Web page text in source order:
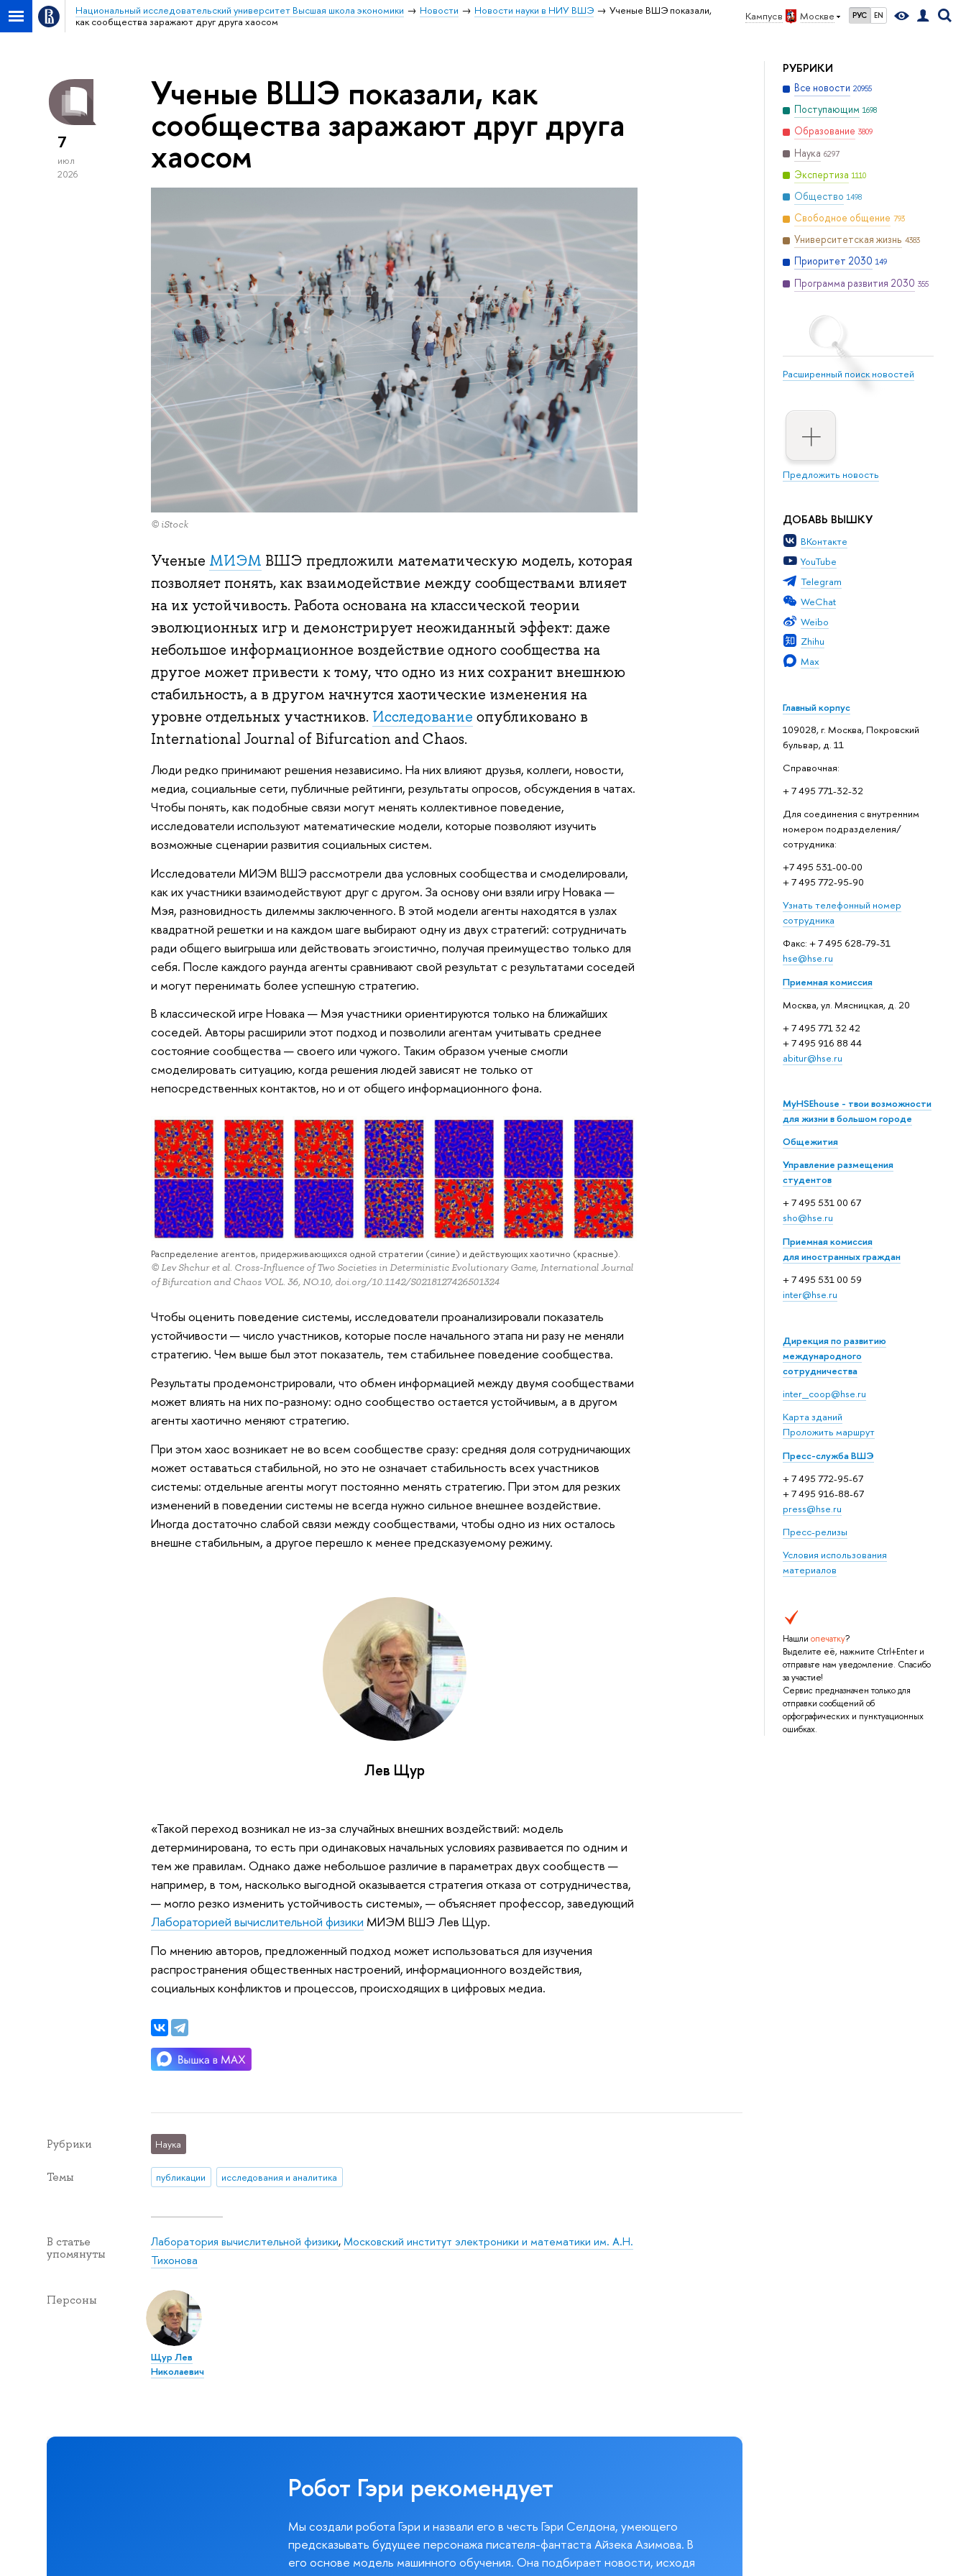
Кампус в Москве РУС EN
Национальный исследовательский университет Высшая школа экономики Новости Новости науки в НИУ ВШЭ
Ученые ВШЭ показали,
как сообщества заражают друг друга хаосом
РУБРИКИ
Все новости 20955
Поступающим 1698
Образование 3809
Наука 6297
Экспертиза 1110
Общество 1498
Свободное общение 793
Университетская жизнь 4383
Приоритет 2030 149
Программа развития 2030 355
Расширенный поиск новостей
Предложить новость
ДОБАВЬ ВЫШКУ
ВКонтакте
YouTube
Telegram
WeChat
Weibo
Zhihu
Max
Главный корпус
109028, г. Москва, Покровский
бульвар, д. 11
Справочная:
+ 7 495 771-32-32
Для соединения с внутренним
номером подразделения/
сотрудника:
+7 495 531-00-00
+ 7 495 772-95-90
Узнать телефонный номер
сотрудника
Факс: + 7 495 628-79-31
hse@hse.ru
Приемная комиссия
Москва, ул. Мясницкая, д. 20
+ 7 495 771 32 42
+ 7 495 916 88 44
abitur@hse.ru
MyHSEhouse - твои возможности
для жизни в большом городе
Общежития
Управление размещения
студентов
+ 7 495 531 00 67
sho@hse.ru
Приемная комиссия
для иностранных граждан
+ 7 495 531 00 59
inter@hse.ru
Дирекция по развитию
международного
сотрудничества
inter_coop@hse.ru
Карта зданий
Проложить маршрут
Пресс-служба ВШЭ
+ 7 495 772-95-67
+ 7 495 916-88-67
press@hse.ru
Пресс-релизы
Условия использования
материалов
Нашли опечатку?
Выделите её, нажмите Ctrl+Enter и
отправьте нам уведомление. Спасибо
за участие!
Сервис предназначен только для
отправки сообщений об
орфографических и пунктуационных
ошибках.
7
июл
2026
Ученые ВШЭ показали, как
сообщества заражают друг друга
хаосом
© iStock
Ученые МИЭМ ВШЭ предложили математическую модель, которая
позволяет понять, как взаимодействие между сообществами влияет
на их устойчивость. Работа основана на классической теории
эволюционных игр и демонстрирует неожиданный эффект: даже
небольшое информационное воздействие одного сообщества на
другое может привести к тому, что одно из них сохранит внешнюю
стабильность, а в другом начнутся хаотические изменения на
уровне отдельных участников. Исследование опубликовано в
International Journal of Bifurcation and Chaos.
Люди редко принимают решения независимо. На них влияют друзья, коллеги, новости,
медиа, социальные сети, публичные рейтинги, результаты опросов, обсуждения в чатах.
Чтобы понять, как подобные связи могут менять коллективное поведение,
исследователи используют математические модели, которые позволяют изучить
возможные сценарии развития социальных систем.
Исследователи МИЭМ ВШЭ рассмотрели два условных сообщества и смоделировали,
как их участники взаимодействуют друг с другом. За основу они взяли игру Новака —
Мэя, разновидность дилеммы заключенного. В этой модели агенты находятся в узлах
квадратной решетки и на каждом шаге выбирают одну из двух стратегий: сотрудничать
ради общего выигрыша или действовать эгоистично, получая преимущество только для
себя. После каждого раунда агенты сравнивают свой результат с результатами соседей
и могут перенимать более успешную стратегию.
В классической игре Новака — Мэя участники ориентируются только на ближайших
соседей. Авторы расширили этот подход и позволили агентам учитывать среднее
состояние сообщества — своего или чужого. Таким образом ученые смогли
смоделировать ситуацию, когда решения людей зависят не только от
непосредственных контактов, но и от общего информационного фона.
Распределение агентов, придерживающихся одной стратегии (синие) и действующих хаотично (красные).
© Lev Shchur et al. Cross-Influence of Two Societies in Deterministic Evolutionary Game, International Journal
of Bifurcation and Chaos VOL. 36, NO.10, doi.org/10.1142/S0218127426501324
Чтобы оценить поведение системы, исследователи проанализировали показатель
устойчивости — число участников, которые после начального этапа ни разу не меняли
стратегию. Чем выше был этот показатель, тем стабильнее поведение сообщества.
Результаты продемонстрировали, что обмен информацией между двумя сообществами
может влиять на них по-разному: одно сообщество остается устойчивым, а в другом
агенты хаотично меняют стратегию.
При этом хаос возникает не во всем сообществе сразу: средняя доля сотрудничающих
может оставаться стабильной, но это не означает стабильность всех участников
системы: отдельные агенты могут постоянно менять стратегию. При этом для резких
изменений в поведении системы не всегда нужно сильное внешнее воздействие.
Иногда достаточно слабой связи между сообществами, чтобы одно из них осталось
внешне стабильным, а другое перешло к менее предсказуемому режиму.
Лев Щур
«Такой переход возникал не из-за случайных внешних воздействий: модель
детерминирована, то есть при одинаковых начальных условиях развивается по одним и
тем же правилам. Однако даже небольшое различие в параметрах двух сообществ —
например, в том, насколько выгодной оказывается стратегия отказа от сотрудничества,
— могло резко изменить устойчивость системы», — объясняет профессор, заведующий
Лабораторией вычислительной физики МИЭМ ВШЭ Лев Щур.
По мнению авторов, предложенный подход может использоваться для изучения
распространения общественных настроений, информационного воздействия,
социальных конфликтов и процессов, происходящих в цифровых медиа.
Рубрики Наука
Темы публикации исследования и аналитика
В статье
упомянуты
Лаборатория вычислительной физики,Московский институт электроники и математики им. А.Н.
Тихонова
Персоны
Щур Лев
Николаевич
Робот Гэри рекомендует
Мы создали робота Гэри и назвали его в честь Гэри Селдона, умеющего
предсказывать будущее персонажа писателя-фантаста Айзека Азимова. В
его основе модель машинного обучения. Она подбирает новости, исходя